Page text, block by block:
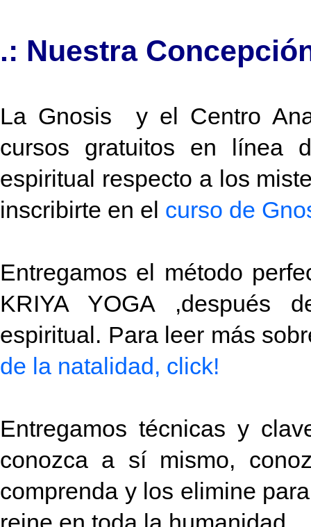
.: Nuestra
La Gnosis y el Centro
cursos gratuitos en línea
espiritual respecto a los
inscribirte en el curso de
Entregamos el método
KRIYA YOGA ,después
espiritual. Para leer más
de la natalidad, click!
Entregamos técnicas y
conozca a sí mismo,
comprenda y los elimine